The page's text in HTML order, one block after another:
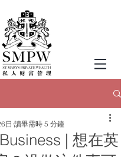
| 想在英
日 讀畢需時 5 分鐘